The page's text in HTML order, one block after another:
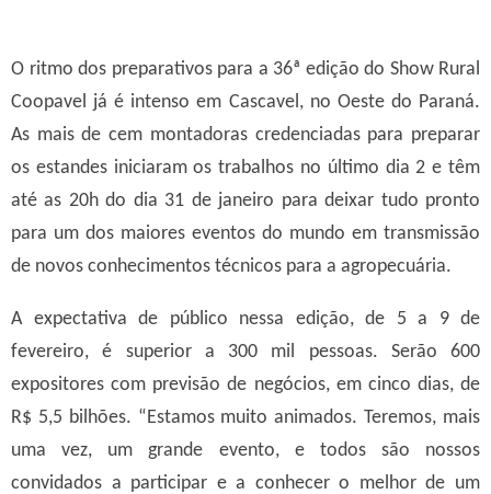
O ritmo dos preparativos para a 36ª edição do Show Rural
Coopavel já é intenso em Cascavel, no Oeste do Paraná.
As mais de cem montadoras credenciadas para preparar
os estandes iniciaram os trabalhos no último dia 2 e têm
até as 20h do dia 31 de janeiro para deixar tudo pronto
para um dos maiores eventos do mundo em transmissão
de novos conhecimentos técnicos para a agropecuária.
A expectativa de público nessa edição, de 5 a 9 de
fevereiro, é superior a 300 mil pessoas. Serão 600
expositores com previsão de negócios, em cinco dias, de
R$ 5,5 bilhões. “Estamos muito animados. Teremos, mais
uma vez, um grande evento, e todos são nossos
convidados a participar e a conhecer o melhor de um